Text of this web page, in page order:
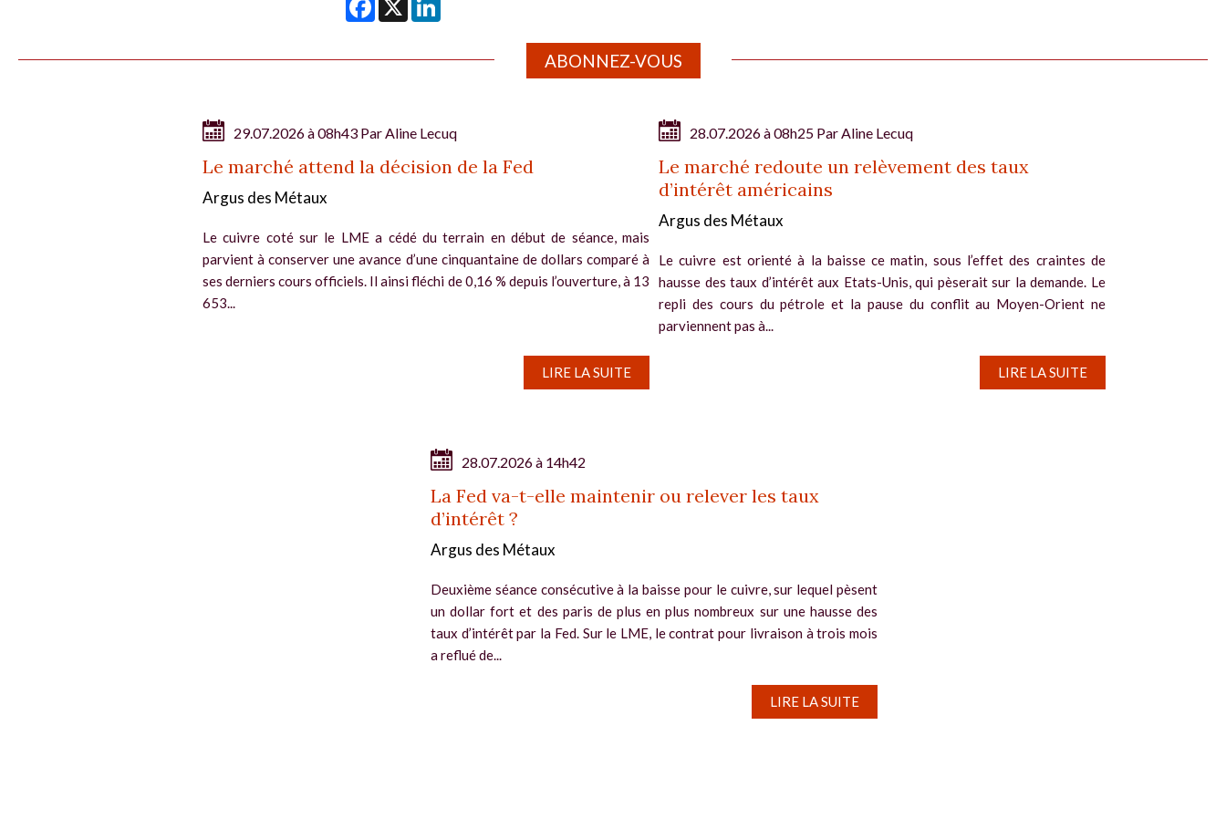
ABONNEZ-VOUS
29.07.2026 à 08h43 Par Aline Lecuq
Le marché attend la décision de la Fed
Argus des Métaux
Le cuivre coté sur le LME a cédé du terrain en début de séance, mais
parvient à conserver une avance d’une cinquantaine de dollars comparé à
ses derniers cours officiels. Il ainsi fléchi de 0,16 % depuis l’ouverture, à 13
653...
LIRE LA SUITE
28.07.2026 à 08h25 Par Aline Lecuq
Le marché redoute un relèvement des taux
d’intérêt américains
Argus des Métaux
Le cuivre est orienté à la baisse ce matin, sous l’effet des craintes de
hausse des taux d’intérêt aux Etats-Unis, qui pèserait sur la demande. Le
repli des cours du pétrole et la pause du conflit au Moyen-Orient ne
parviennent pas à...
LIRE LA SUITE
28.07.2026 à 14h42
La Fed va-t-elle maintenir ou relever les taux
d’intérêt ?
Argus des Métaux
Deuxième séance consécutive à la baisse pour le cuivre, sur lequel pèsent
un dollar fort et des paris de plus en plus nombreux sur une hausse des
taux d’intérêt par la Fed. Sur le LME, le contrat pour livraison à trois mois
a reflué de...
LIRE LA SUITE